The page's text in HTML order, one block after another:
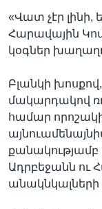
«Վատ չէր
Հարավային
կօգներ
Բլանկի
մակարդակով
համար
քանակությամբ
Ադրբեջանն ու
անակնկալների